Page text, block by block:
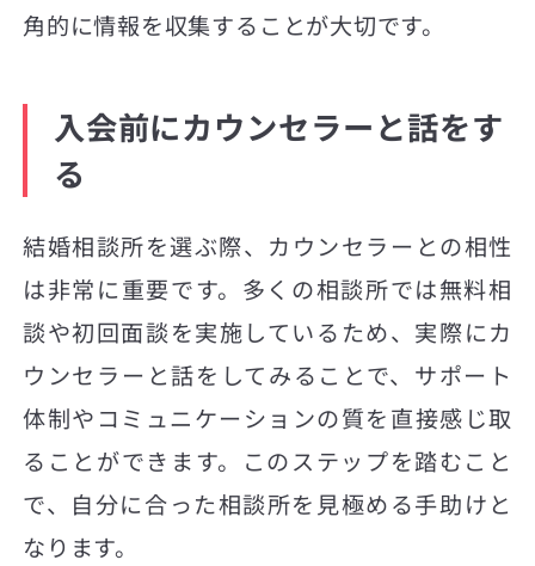
角的に情報を収集することが大切です。
入会前にカウンセラーと話をす
る
結婚相談所を選ぶ際、カウンセラーとの相性
は非常に重要です。多くの相談所では無料相
談や初回面談を実施しているため、実際にカ
ウンセラーと話をしてみることで、サポート
体制やコミュニケーションの質を直接感じ取
ることができます。このステップを踏むこと
で、自分に合った相談所を見極める手助けと
なります。